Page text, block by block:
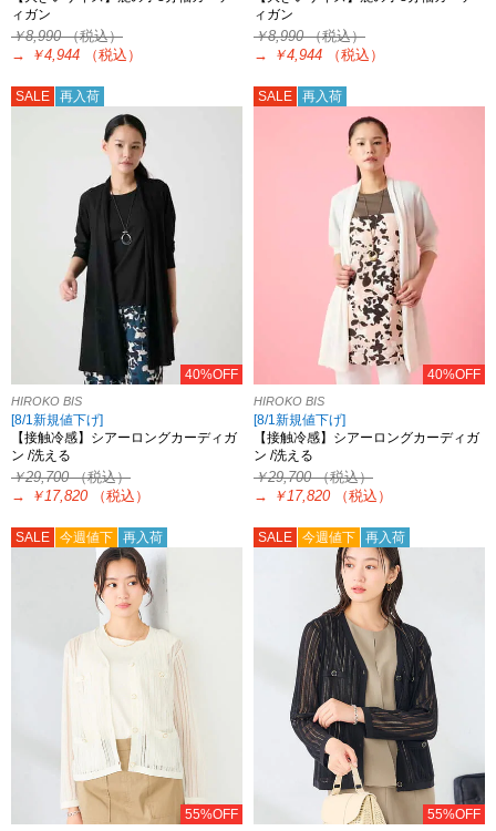
ィガン
￥8,990（税込）
→
￥4,944 （税込）
ィガン
￥8,990（税込）
→
￥4,944 （税込）
SALE 再入荷
40%OFF
HIROKO BIS
[8/1新規値下げ]
【接触冷感】シアーロングカーディガ
ン /洗える
￥29,700（税込）
→
￥17,820 （税込）
SALE 再入荷
40%OFF
HIROKO BIS
[8/1新規値下げ]
【接触冷感】シアーロングカーディガ
ン /洗える
￥29,700（税込）
→
￥17,820 （税込）
SALE 今週値下 再入荷
55%OFF
SALE 今週値下 再入荷
55%OFF